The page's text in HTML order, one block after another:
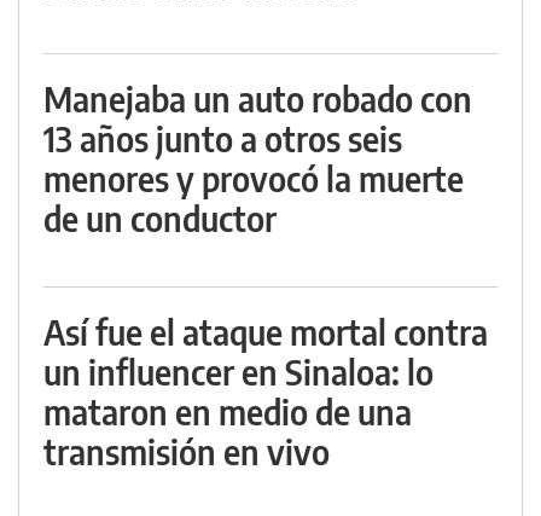
Manejaba un auto robado con
13 años junto a otros seis
menores y provocó la muerte
de un conductor
Así fue el ataque mortal contra
un influencer en Sinaloa: lo
mataron en medio de una
transmisión en vivo